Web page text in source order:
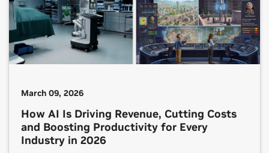
March 09, 2026
How AI Is Driving Revenue, Cutting Costs
and Boosting Productivity for Every
Industry in 2026